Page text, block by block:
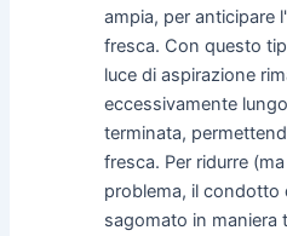
ampia, per anticipare
fresca. Con questo
luce di aspirazione
eccessivamente
terminata,
fresca. Per ridurre
problema, il condotto
sagomato in maniera